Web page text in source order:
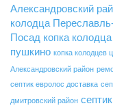
Александровский
колодца
Посад копка
пушкино копка колодцев
Александровский район
септик евролос доставка
дмитровский район